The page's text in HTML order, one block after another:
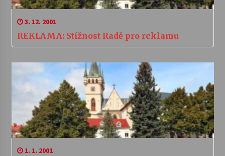
3. 12. 2001
REKLAMA: Stížnost Radě pro reklamu
1. 1. 2001